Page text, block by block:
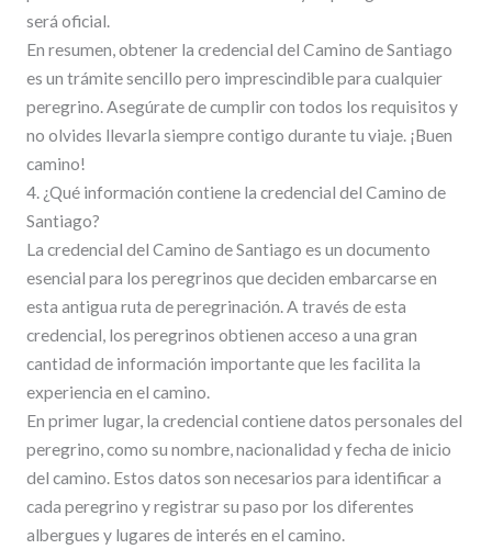
será oficial.
En resumen, obtener la credencial del Camino de Santiago
es un trámite sencillo pero imprescindible para cualquier
peregrino. Asegúrate de cumplir con todos los requisitos y
no olvides llevarla siempre contigo durante tu viaje. ¡Buen
camino!
4. ¿Qué información contiene la credencial del Camino de
Santiago?
La credencial del Camino de Santiago es un documento
esencial para los peregrinos que deciden embarcarse en
esta antigua ruta de peregrinación. A través de esta
credencial, los peregrinos obtienen acceso a una gran
cantidad de información importante que les facilita la
experiencia en el camino.
En primer lugar, la credencial contiene datos personales del
peregrino, como su nombre, nacionalidad y fecha de inicio
del camino. Estos datos son necesarios para identificar a
cada peregrino y registrar su paso por los diferentes
albergues y lugares de interés en el camino.